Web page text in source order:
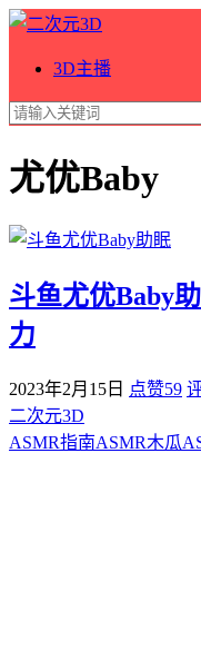
3D主播
尤优Baby
斗鱼尤优Baby
力
2023年2月15日 点赞59
二次元3D
ASMR指南ASMR木瓜